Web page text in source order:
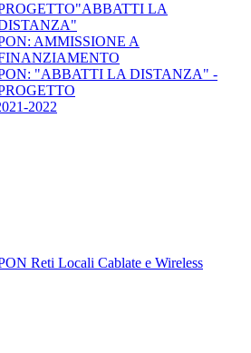
LA
AMMISSIONE A
"ABBATTI LA DISTANZA" -
2022
Reti Locali Cablate e Wireless